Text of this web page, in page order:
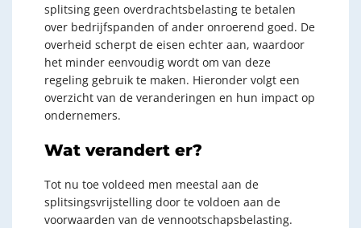
splitsing geen overdrachtsbelasting te betalen
over bedrijfspanden of ander onroerend goed. De
overheid scherpt de eisen echter aan, waardoor
het minder eenvoudig wordt om van deze
regeling gebruik te maken. Hieronder volgt een
overzicht van de veranderingen en hun impact op
ondernemers.
Wat verandert er?
Tot nu toe voldeed men meestal aan de
splitsingsvrijstelling door te voldoen aan de
voorwaarden van de vennootschapsbelasting.